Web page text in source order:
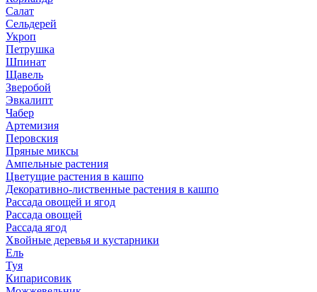
Салат
Сельдерей
Укроп
Петрушка
Шпинат
Щавель
Зверобой
Эвкалипт
Чабер
Артемизия
Перовския
Пряные миксы
Ампельные растения
Цветущие растения в кашпо
Декоративно-лиственные растения в кашпо
Рассада овощей и ягод
Рассада овощей
Рассада ягод
Хвойные деревья и кустарники
Ель
Туя
Кипарисовик